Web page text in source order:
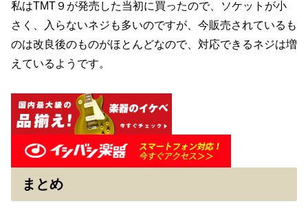
私はTMT９が発売した当初に買ったので、ソケットが小
さく、入らないネジも多いのですが、今販売されているも
のは改良後のものがほとんどなので、対応できるネジは増
えているようです。
まとめ